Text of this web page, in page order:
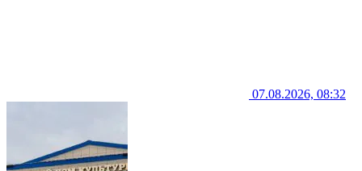
07.08.2026, 08:32